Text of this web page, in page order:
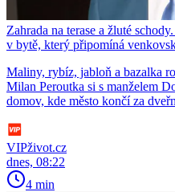
Zahrada na terase a žluté
v bytě, který připomíná
Maliny, rybíz, jabloň a bazalka
Milan Peroutka si s manželem
domov, kde město končí za
VIPživot.cz
dnes, 08:22
4 min